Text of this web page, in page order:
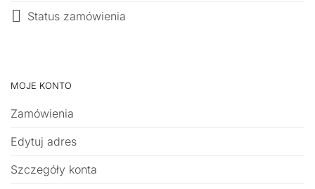
Status zamówienia
MOJE KONTO
Zamówienia
Edytuj adres
Szczegóły konta